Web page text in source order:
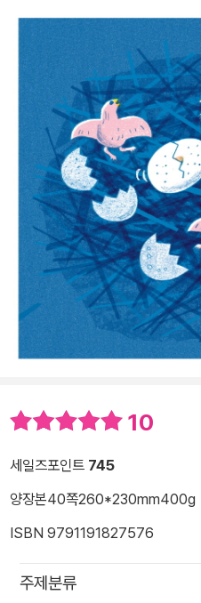
10
세일즈포인트 745
양장본40쪽260*230mm400g
ISBN 9791191827576
주제분류